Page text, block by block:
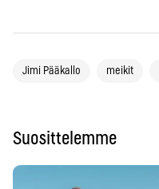
Jimi Pääkallo meikit
Suosittelemme